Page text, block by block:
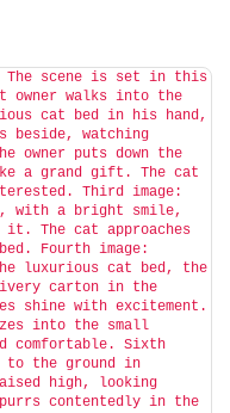
The scene is set in this
walks into the
cat bed in his hand,
beside, watching
owner puts down the
a grand gift. The cat
Third image:
with a bright smile,
The cat approaches
Fourth image:
luxurious cat bed, the
carton in the
shine with excitement.
into the small
comfortable. Sixth
to the ground in
high, looking
contentedly in the